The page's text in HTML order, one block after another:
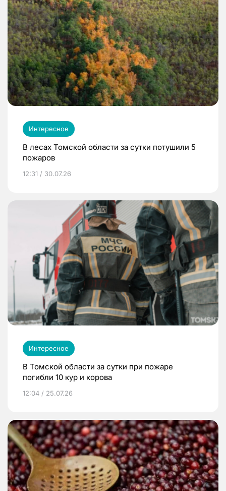
Интересное
В лесах Томской области за сутки потушили 5
пожаров
12:31 / 30.07.26
Интересное
В Томской области за сутки при пожаре
погибли 10 кур и корова
12:04 / 25.07.26